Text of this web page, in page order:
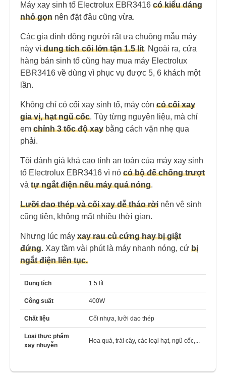
Máy xay sinh tố Electrolux EBR3416 có kiểu dáng
nhỏ gọn nên đặt đâu cũng vừa.
Các gia đình đông người rất ưa chuộng mẫu máy
này vìdung tích cối lớn tận 1.5 lít. Ngoài ra, cửa
hàng bán sinh tố cũng hay mua máy Electrolux
EBR3416 về dùng vì phục vụ được 5, 6 khách một
lần.
Không chỉ có cối xay sinh tố, máy còn có cối xay
gia vị, hạt ngũ cốc. Tùy từng nguyên liệu, mà chỉ
em chỉnh 3 tốc độ xay bằng cách vặn nhẹ qua
phải.
Tôi đánh giá khá cao tính an toàn của máy xay sinh
tố Electrolux EBR3416 vì nó có bộ đế chống trượt
và tự ngắt điện nếu máy quá nóng.
Lưỡi dao thép và cối xay dễ tháo rời nên vệ sinh
cũng tiện, không mất nhiều thời gian.
Nhưng lúc máy xay rau củ cứng hay bị giật
đứng. Xay tầm vài phút là máy nhanh nóng, cứ bị
ngắt điện liên tục.
Dung tích 1.5 lít
Công suất 400W
Chất liệu Cối nhựa, lưỡi dao thép
Loại thực phẩm
xay nhuyễn
Hoa quả, trái cây, các loại hạt, ngũ cốc,...